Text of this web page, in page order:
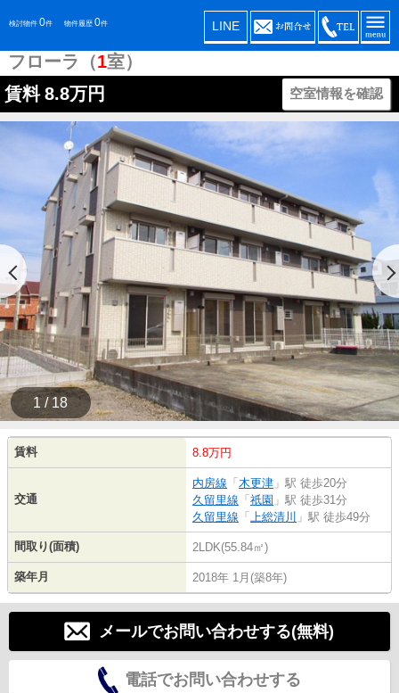
検討物件 0件 物件履歴 0件 LINE
フローラ（1室）
賃料 8.8万円 空室情報を確認
1 / 18
賃料 8.8万円
交通
内房線 「 木更津 」駅 徒歩20分
久留里線 「 祇園 」駅 徒歩31分
久留里線 「 上総清川 」駅 徒歩49分
間取り(面積) 2LDK(55.84㎡)
築年月 2018年 1月(築8年)
メールでお問い合わせする(無料)
電話でお問い合わせする